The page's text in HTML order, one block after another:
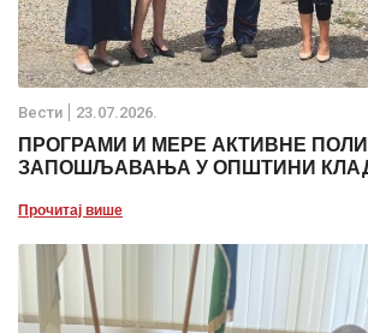
Вести 23.07.2026.
ПРОГРАМИ И МЕРЕ АКТИВНЕ
ЗАПОШЉАВАЊА У ОПШТИНИ
Прочитај више